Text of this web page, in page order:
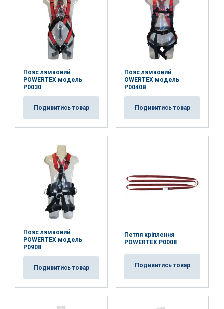
Пояс лямковий
POWERTEX модель
P0030
Подивитись товар
Пояс лямковий
OWERTEX модель
P0040B
Подивитись товар
Пояс лямковий
POWERTEX модель
P0908
Подивитись товар
Петля кріплення
POWERTEX P0008
Подивитись товар
AKCEPTUJ WSZYSTKIE
ODRZUĆ WSZYSTKIE
POKAŻ SZCZEGÓŁY